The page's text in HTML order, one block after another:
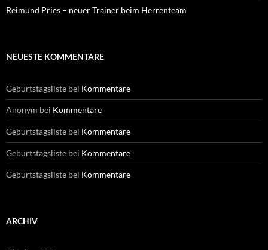
Reimund Pries – neuer Trainer beim Herrenteam
NEUESTE KOMMENTARE
Geburtstagsliste bei Kommentare
Anonym bei Kommentare
Geburtstagsliste bei Kommentare
Geburtstagsliste bei Kommentare
Geburtstagsliste bei Kommentare
ARCHIV